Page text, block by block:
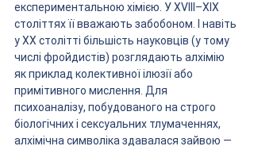
експериментальною хімією. У XVIII–XIX
століттях її вважають забобоном. І навіть
у XX столітті більшість науковців (у тому
числі фройдистів) розглядають алхімію
як приклад колективної ілюзії або
примітивного мислення. Для
психоаналізу, побудованого на строго
біологічних і сексуальних тлумаченнях,
алхімічна символіка здавалася зайвою —